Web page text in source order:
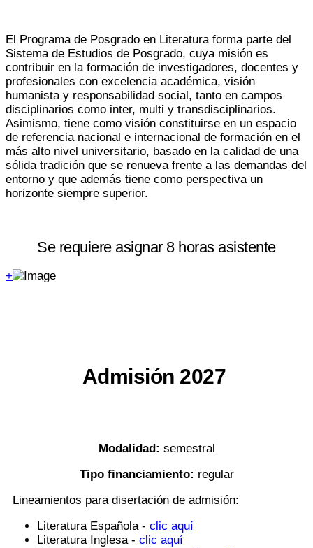
El Programa de Posgrado en Literatura forma parte del
Sistema de Estudios de Posgrado, cuya misión es
contribuir en la formación de investigadores, docentes y
profesionales con excelencia académica, visión
humanista y responsabilidad social, tanto en campos
disciplinarios como inter, multi y transdisciplinarios.
Asimismo, tiene como visión constituirse en un espacio
de referencia nacional e internacional de formación en el
más alto nivel universitario, basado en la calidad de una
sólida tradición que se renueva frente a las demandas del
entorno y que además tiene como perspectiva un
horizonte siempre superior.
Se requiere asignar 8 horas asistente
+
Admisión 2027
Modalidad: semestral
Tipo financiamiento: regular
Lineamientos para disertación de admisión:
Literatura Española - clic aquí
Literatura Inglesa - clic aquí